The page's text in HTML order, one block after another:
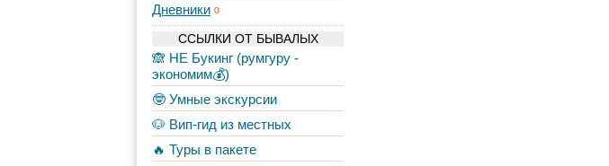
Дневники 0
ССЫЛКИ ОТ БЫВАЛЫХ
🙈 НЕ Букинг (румгуру -
экономим💰)
🤓 Умные экскурсии
🐶 Вип-гид из местных
🔥 Туры в пакете